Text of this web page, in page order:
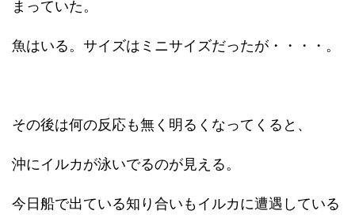
まっていた。
魚はいる。サイズはミニサイズだったが・・・・。
その後は何の反応も無く明るくなってくると、
沖にイルカが泳いでるのが見える。
今日船で出ている知り合いもイルカに遭遇している